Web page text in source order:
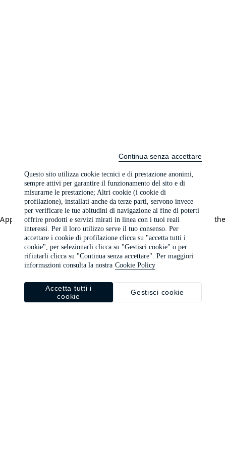
Application error: a client-side exception has occurred (see the
browser console for more information).
Questo sito utilizza cookie tecnici e di prestazione anonimi,
sempre attivi per garantire il funzionamento del sito e di
misurarne le prestazione; Altri cookie (i cookie di
profilazione), installati anche da terze parti, servono invece
per verificare le tue abitudini di navigazione al fine di poterti
offrire prodotti e servizi mirati in linea con i tuoi reali
interessi. Per il loro utilizzo serve il tuo consenso. Per
accettare i cookie di profilazione clicca su "accetta tutti i
cookie", per selezionarli clicca su "Gestisci cookie" o per
rifiutarli clicca su "Continua senza accettare". Per maggiori
informazioni consulta la nostra Cookie Policy
Gestisci cookie
Accetta tutti i
cookie
Continua senza accettare